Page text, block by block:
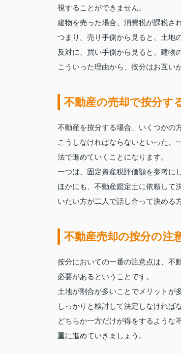
視することができません。
建物を売った場合、消費税が課税さ
つまり、売り手側から見ると、土地
反対に、買い手側から見ると、建物
こういった理由から、按分はお互い
不動産の売却で按分す
不動産を按分する場合、いくつかの
こうしなければならないといった、
法で進めていくことになります。
一つは、固定資産税評価額を参考に
ほかにも、不動産鑑定士に依頼して
いたい方が二人で話し合って決める
不動産売却の按分の注
按分においての一番の注意点は、不
必要があるということです。
土地が割合が多いことでメリットが
しっかりと検討して決定しなければ
どちらか一方だけが得をするような
重に進めていきましょう。